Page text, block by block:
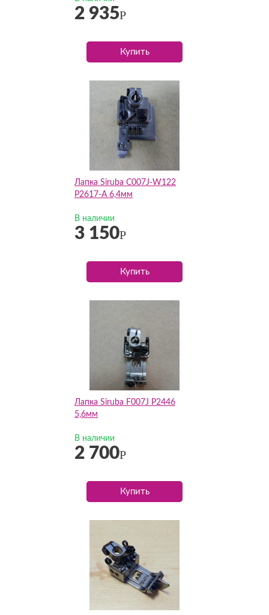
2 935Р
Купить
Лапка Siruba C007J-W122
P2617-A 6,4мм
В наличии
3 150Р
Купить
Лапка Siruba F007J P2446
5,6мм
В наличии
2 700Р
Купить